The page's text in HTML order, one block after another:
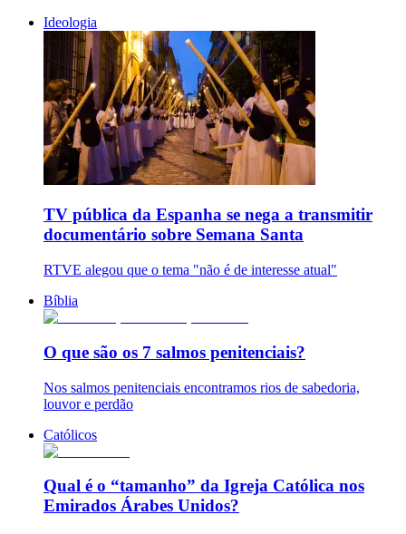
Ideologia
TV pública da Espanha se nega a transmitir
documentário sobre Semana Santa
RTVE alegou que o tema "não é de interesse atual"
Bíblia
O que são os 7 salmos penitenciais?
Nos salmos penitenciais encontramos rios de sabedoria,
louvor e perdão
Católicos
Qual é o “tamanho” da Igreja Católica nos
Emirados Árabes Unidos?